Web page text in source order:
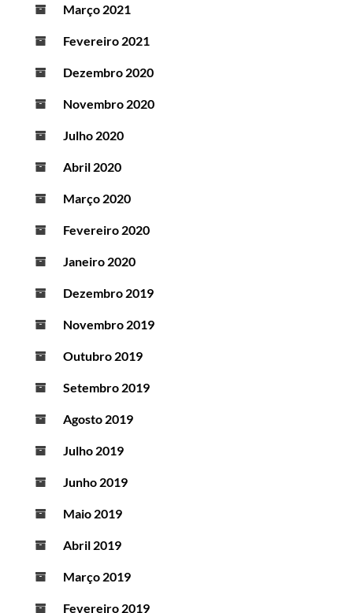
Março 2021
Fevereiro 2021
Dezembro 2020
Novembro 2020
Julho 2020
Abril 2020
Março 2020
Fevereiro 2020
Janeiro 2020
Dezembro 2019
Novembro 2019
Outubro 2019
Setembro 2019
Agosto 2019
Julho 2019
Junho 2019
Maio 2019
Abril 2019
Março 2019
Fevereiro 2019